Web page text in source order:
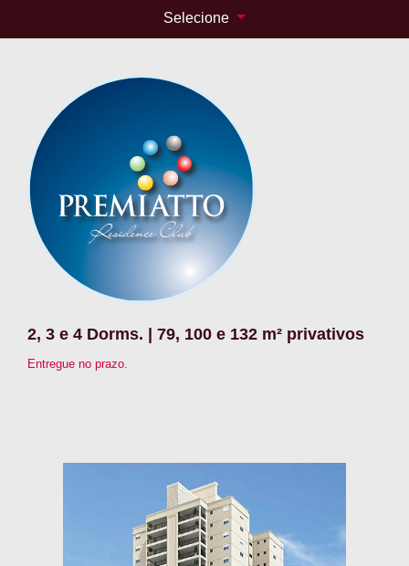
Selecione
2, 3 e 4 Dorms. | 79, 100 e 132 m² privativos
Entregue no prazo.